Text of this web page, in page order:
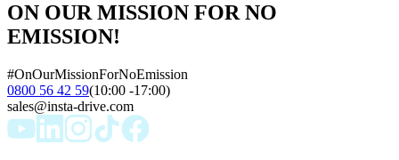
ON OUR MISSION FOR NO
EMISSION!
#OnOurMissionForNoEmission
0800 56 42 59(10:00 -17:00)
sales@insta-drive.com